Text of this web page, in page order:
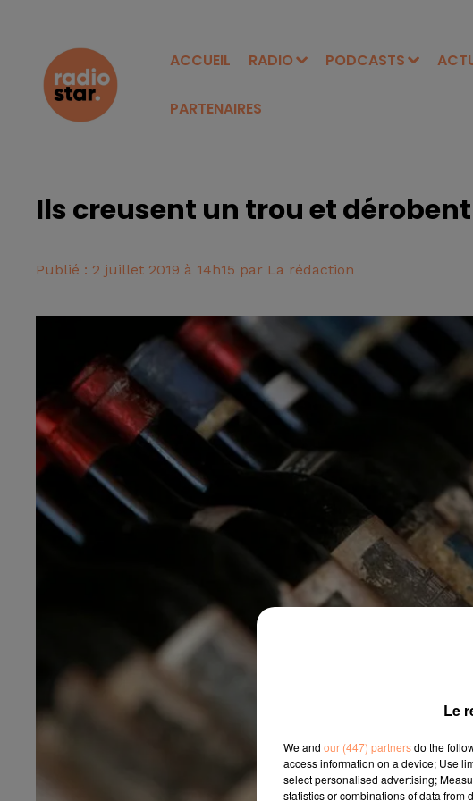
ACCUEIL RADIO PODCASTS
PARTENAIRES
Ils creusent un trou et
Publié : 2 juillet 2019 à 14h15 par La rédaction
Le
We and our (447) partnersdo the
access information on a device; Use
select personalised advertising;
statistics or combinations of data from